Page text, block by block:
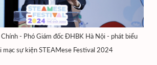
- Phó Giám đốc ĐHBK Hà Nội - phát biểu
mạc sự kiện STEAMese Festival 2024